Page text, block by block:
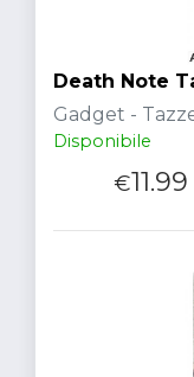
Death Note
Gadget -
Disponibile
€11.99